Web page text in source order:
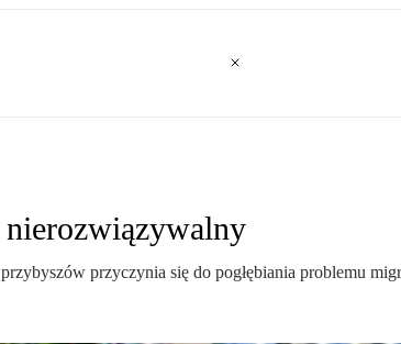
przyczynia się do pogłębiania problemu